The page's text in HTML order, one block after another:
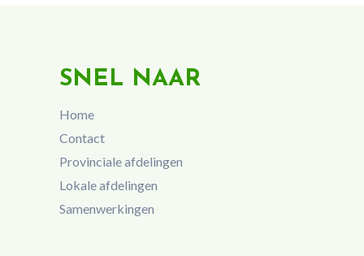
SNEL NAAR
Home
Contact
Provinciale afdelingen
Lokale afdelingen
Samenwerkingen